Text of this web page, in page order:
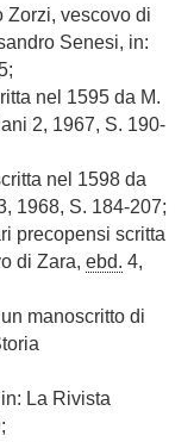
Zorzi, vescovo di
Senesi, in:
nel 1595 da M.
2, 1967, S. 190-
nel 1598 da
1968, S. 184-207;
precopensi scritta
di Zara, ebd. 4,
manoscritto di
in: La Rivista